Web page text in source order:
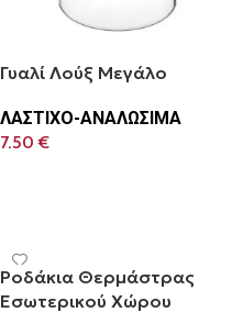
Γυαλί Λούξ Μεγάλο
ΛΑΣΤΙΧΟ-ΑΝΑΛΩΣΙΜΑ
7.50€
Ροδάκια Θερμάστρας
Εσωτερικού Χώρου